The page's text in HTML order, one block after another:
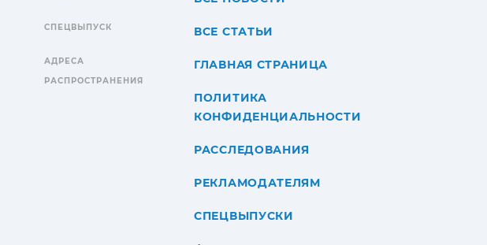
СПЕЦВЫПУСК
АДРЕСА
РАСПРОСТРАНЕНИЯ
ВСЕ СТАТЬИ
ГЛАВНАЯ СТРАНИЦА
ПОЛИТИКА
КОНФИДЕНЦИАЛЬНОСТИ
РАССЛЕДОВАНИЯ
РЕКЛАМОДАТЕЛЯМ
СПЕЦВЫПУСКИ